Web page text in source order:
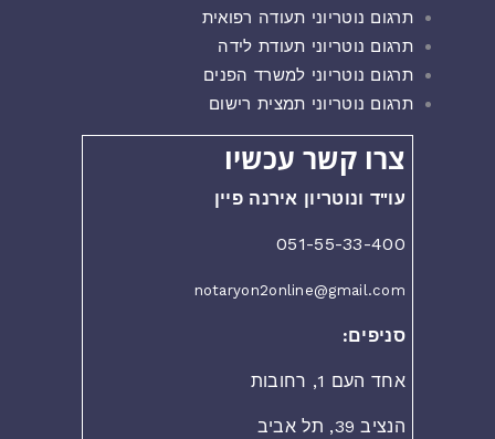
תרגום נוטריוני תעודה רפואית
תרגום נוטריוני תעודת לידה
תרגום נוטריוני למשרד הפנים
תרגום נוטריוני תמצית רישום
צרו קשר עכשיו
עו"ד ונוטריון אירנה פיין
051-55-33-400
notaryon2online@gmail.com
סניפים:
אחד העם 1, רחובות
הנציב 39, תל אביב